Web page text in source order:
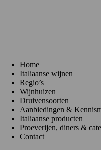
Home
Italiaanse wijnen
Regio’s
Wijnhuizen
Druivensoorten
Aanbiedingen &
Italiaanse producten
Proeverijen, diners &
Contact